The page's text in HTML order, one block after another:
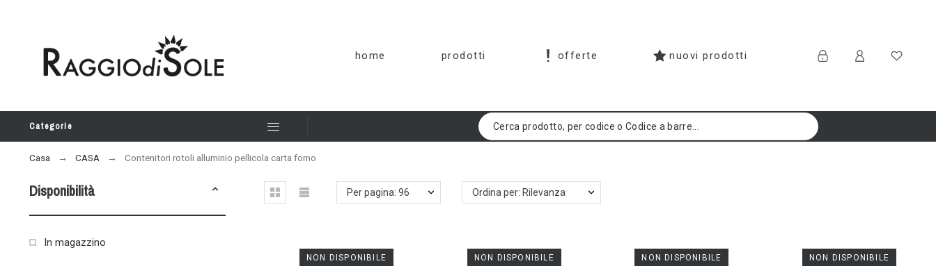
home prodotti offerte nuovi prodotti
Categorie
Casa CASA Contenitori rotoli alluminio pellicola carta forno
Disponibilità
In magazzino
Per pagina: 96 Ordina per: Rilevanza
NON DISPONIBILE NON DISPONIBILE NON DISPONIBILE NON DISPONIBILE